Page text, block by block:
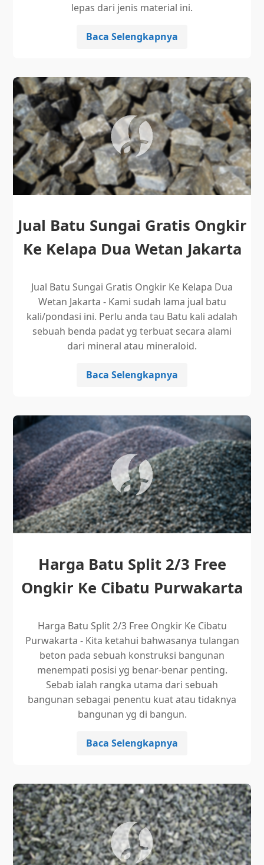
lepas dari jenis material ini.
Baca Selengkapnya
Jual Batu Sungai Gratis Ongkir
Ke Kelapa Dua Wetan Jakarta
Jual Batu Sungai Gratis Ongkir Ke Kelapa Dua
Wetan Jakarta - Kami sudah lama jual batu
kali/pondasi ini. Perlu anda tau Batu kali adalah
sebuah benda padat yg terbuat secara alami
dari mineral atau mineraloid.
Baca Selengkapnya
Harga Batu Split 2/3 Free
Ongkir Ke Cibatu Purwakarta
Harga Batu Split 2/3 Free Ongkir Ke Cibatu
Purwakarta - Kita ketahui bahwasanya tulangan
beton pada sebuah konstruksi bangunan
menempati posisi yg benar-benar penting.
Sebab ialah rangka utama dari sebuah
bangunan sebagai penentu kuat atau tidaknya
bangunan yg di bangun.
Baca Selengkapnya